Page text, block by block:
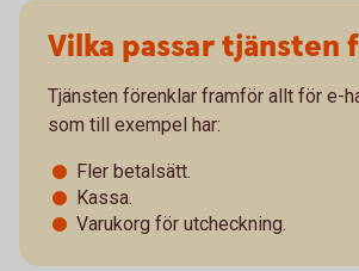
Vilka passar tjänsten
Tjänsten förenklar framför allt för e-
som till exempel har:
Fler betalsätt.
Kassa.
Varukorg för utcheckning.